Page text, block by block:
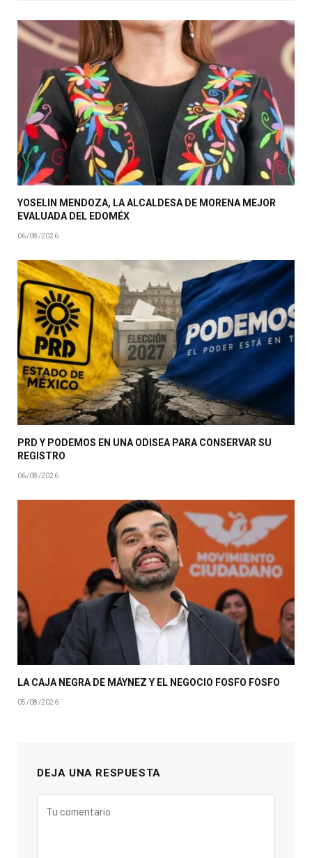
YOSELIN MENDOZA, LA ALCALDESA DE MORENA MEJOR
EVALUADA DEL EDOMÉX
06/08/2026
PRD Y PODEMOS EN UNA ODISEA PARA CONSERVAR SU
REGISTRO
06/08/2026
LA CAJA NEGRA DE MÁYNEZ Y EL NEGOCIO FOSFO FOSFO
05/08/2026
DEJA UNA RESPUESTA